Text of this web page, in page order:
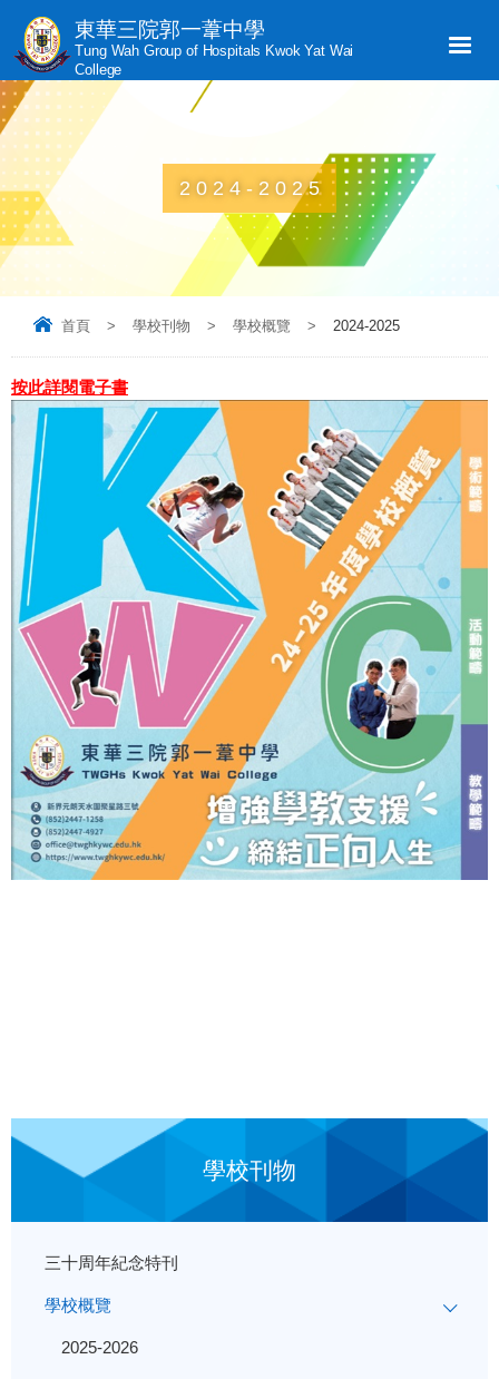
東華三院郭一葦中學
Tung Wah Group of Hospitals Kwok Yat Wai
College
2024-2025
首頁 > 學校刊物 > 學校概覽 > 2024-2025
按此詳閱電子書
學校刊物
三十周年紀念特刊
學校概覽
2025-2026